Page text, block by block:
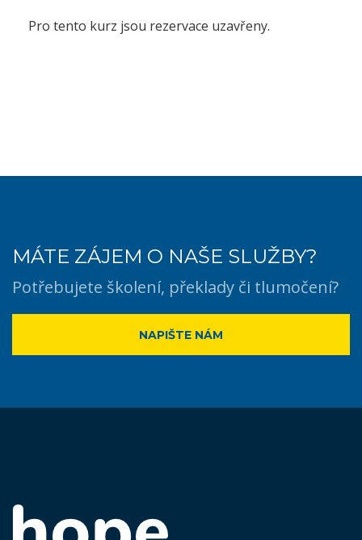
Pro tento kurz jsou rezervace uzavřeny.
MÁTE ZÁJEM O NAŠE SLUŽBY?
Potřebujete školení, překlady či tlumočení?
NAPIŠTE NÁM